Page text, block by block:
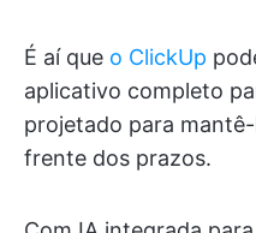
É aí que o ClickUp
aplicativo completo
projetado para
frente dos prazos.